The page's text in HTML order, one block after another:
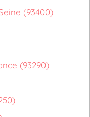
(93400)
(93290)